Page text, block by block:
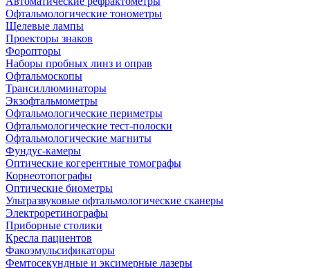
Офтальмологические тонометры
Щелевые лампы
Проекторы знаков
Форопторы
Наборы пробных линз и оправ
Офтальмоскопы
Трансиллюминаторы
Экзофтальмометры
Офтальмологические периметры
Офтальмологические тест-полоски
Офтальмологические магниты
Фундус-камеры
Оптические когерентные томографы
Корнеотопографы
Оптические биометры
Ультразвуковые офтальмологические сканеры
Электроретинографы
Приборные столики
Кресла пациентов
Факоэмульсификаторы
Фемтосекундные и эксимерные лазеры